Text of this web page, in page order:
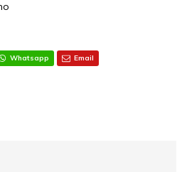
Whatsapp Email